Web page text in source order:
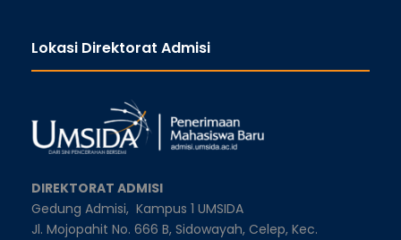
Lokasi Direktorat Admisi
DIREKTORAT ADMISI
Gedung Admisi, Kampus 1 UMSIDA
Jl. Mojopahit No. 666 B, Sidowayah, Celep, Kec.